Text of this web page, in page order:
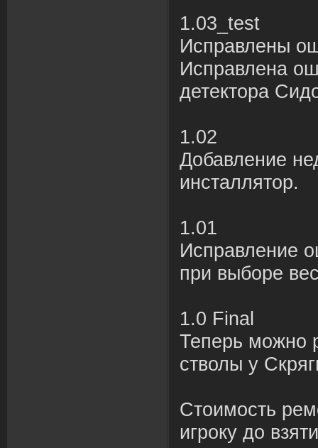
1.03_test
Исправлены
Исправлена
детектора
1.02
Добавление
инсталлятор.
1.01
Исправление
при выборе
1.0 Final
Теперь можно
стволы у
Стоимость
игроку до